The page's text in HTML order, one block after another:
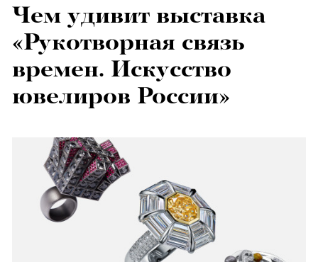
Чем удивит выставка
«Рукотворная связь
времен. Искусство
ювелиров России»